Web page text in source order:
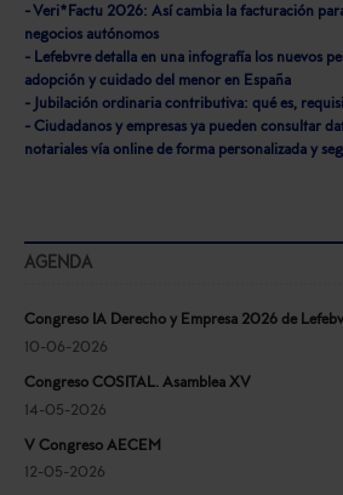
- Veri*Factu 2026: Así cambia la facturación
negocios autónomos
- Lefebvre detalla en una infografía los nuevos
adopción y cuidado del menor en España
- Jubilación ordinaria contributiva: qué es,
- Ciudadanos y empresas ya pueden consultar
notariales vía online de forma personalizada y
AGENDA
Congreso IA Derecho y Empresa 2026 de
10-06-2026
Congreso COSITAL. Asamblea XV
14-05-2026
V Congreso AECEM
12-05-2026